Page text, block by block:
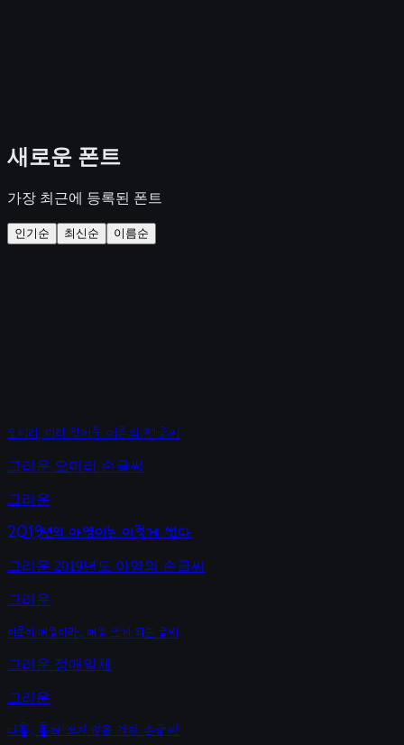
새로운 폰트
가장 최근에 등록된 폰트
인기순 최신순 이름순
오미리, 미리 적어둔 어른의 펜글씨
그리운 오미리 손글씨
그리운
2019년의 아영이는 이렇게 썼다
그리운 2019년도 아영의 손글씨
그리운
이름이 매일이라, 매일 쓰게 되는 글씨
그리운 정매일체
그리운
다흘, 흘려 쓰지 않은 각진 손글씨